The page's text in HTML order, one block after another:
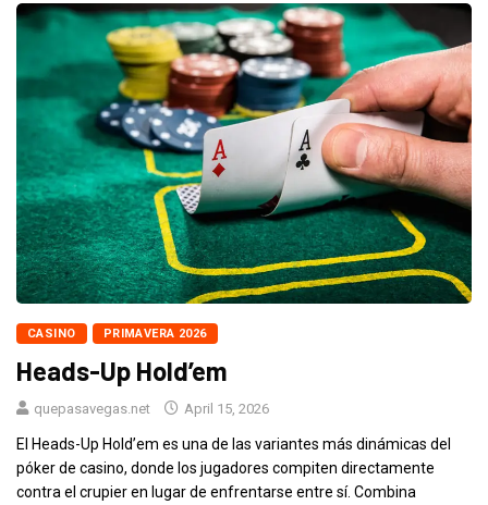
CASINO PRIMAVERA 2026
Heads-Up Hold’em
quepasavegas.net April 15, 2026
El Heads-Up Hold’em es una de las variantes más dinámicas del
póker de casino, donde los jugadores compiten directamente
contra el crupier en lugar de enfrentarse entre sí. Combina